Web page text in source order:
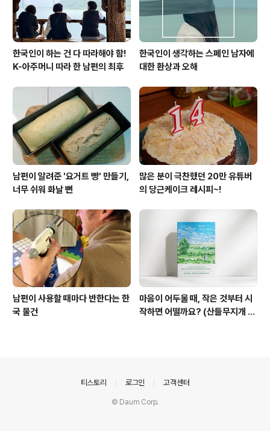
한국인이 하는 건 다 따라해야 함!
K-아주머니 따라 한 남편의 최후
한국인이 생각하는 스페인 남자에
대한 환상과 오해
남편이 알려준 '요거트 빵' 만들기,
너무 쉬워 화날 뻔
많은 분이 극찬했던 20만 유튜버
의 당근케이크 레시피~!
남편이 사용할 때마다 반한다는 한
국 물건
마음이 어두울 때, 작은 것부터 시
작하면 어떨까요? (산들무지개 책
티스토리 로그인 고객센터
© Daum Corp.